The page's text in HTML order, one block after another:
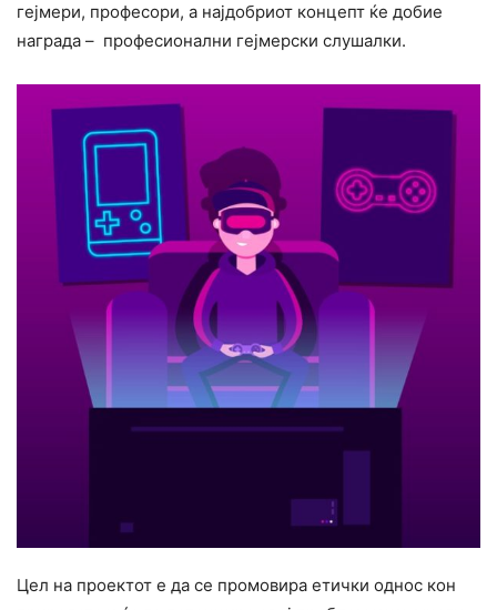
гејмери, професори, а најдобриот концепт ќе добие
награда – професионални гејмерски слушалки.
Цел на проектот е да се промовира етички однос кон